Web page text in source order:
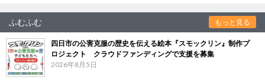
ふむふむ もっと見る
四日市の公害克服の歴史を伝える絵本『スモックリン』制作プ
ロジェクト クラウドファンディングで支援を募集
2026年8月5日